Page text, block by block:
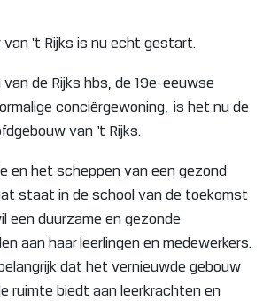
van 't Rijks is nu echt gestart.
van de Rijks hbs, de 19e-eeuwse
conciërgewoning, is het nu de
van ‘t Rijks.
en het scheppen van een gezond
staat in de school van de toekomst
een duurzame en gezonde
aan haar leerlingen en medewerkers.
dat het vernieuwde gebouw
ruimte biedt aan leerkrachten en